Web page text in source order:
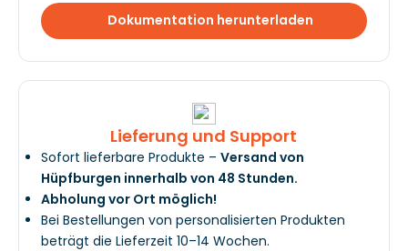
Dokumentation herunterladen
Lieferung und Support
Sofort lieferbare Produkte – Versand von
Hüpfburgen innerhalb von 48 Stunden.
Abholung vor Ort möglich!
Bei Bestellungen von personalisierten Produkten
beträgt die Lieferzeit 10–14 Wochen.